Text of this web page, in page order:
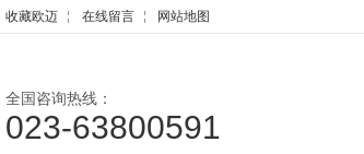
收藏欧迈 在线留言 网站地图
全国咨询热线：
023-63800591